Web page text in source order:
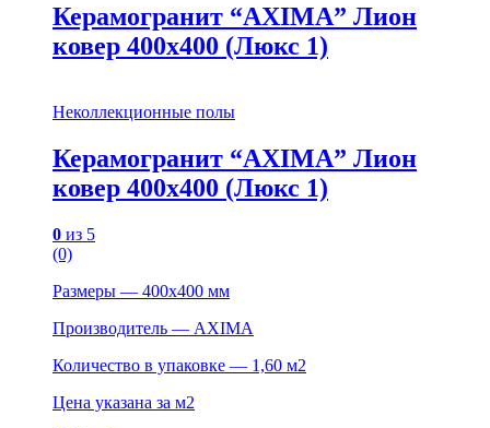
Керамогранит “AXIMA” Лион
ковер 400х400 (Люкс 1)
Неколлекционные полы
Керамогранит “AXIMA” Лион
ковер 400х400 (Люкс 1)
0 из 5
(0)
Размеры — 400х400 мм
Производитель — AXIMA
Количество в упаковке — 1,60 м2
Цена указана за м2